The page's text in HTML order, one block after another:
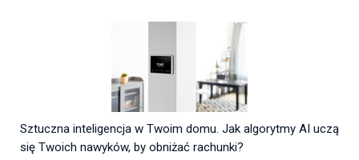
Sztuczna inteligencja w Twoim domu. Jak algorytmy AI uczą
się Twoich nawyków, by obniżać rachunki?